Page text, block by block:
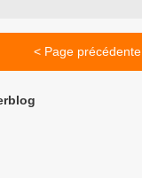
< Page précédente